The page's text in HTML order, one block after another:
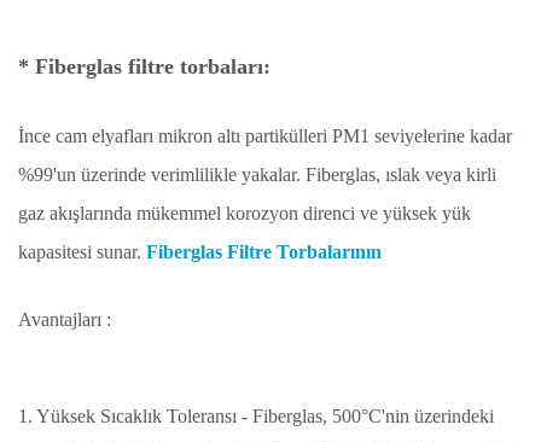
* Fiberglas filtre torbaları:
İnce cam elyafları mikron altı partikülleri PM1 seviyelerine kadar
%99'un üzerinde verimlilikle yakalar. Fiberglas, ıslak veya kirli
gaz akışlarında mükemmel korozyon direnci ve yüksek yük
kapasitesi sunar. Fiberglas Filtre Torbalarının
Avantajları :
1. Yüksek Sıcaklık Toleransı - Fiberglas, 500°C'nin üzerindeki